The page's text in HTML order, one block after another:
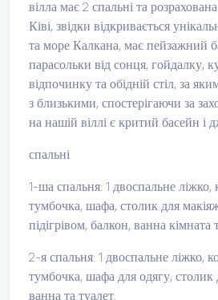
вілла має 2 спальні та
Ківі, звідки відкривається
та море Калкана, має пейзажний
парасольки від сонця, гойдалку,
відпочинку та обідній стіл, за
з близькими, спостерігаючи за
на нашій віллі є критий басейн і
спальні
1-ша спальня: 1 двоспальне ліжко,
тумбочка, шафа, столик для
підігрівом, балкон, ванна кімната
2-я спальня: 1 двоспальне ліжко,
тумбочка, шафа для одягу, столик
ванна та туалет.